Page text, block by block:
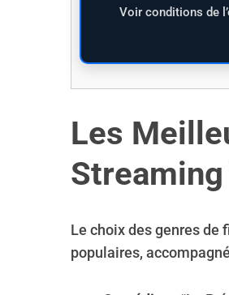
Voir conditions de
Les
Le choix des genres de
populaires,